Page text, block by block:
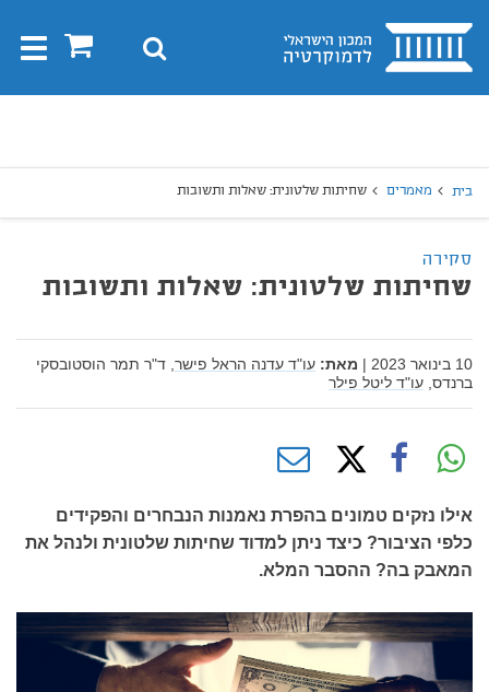
בית 0 חיפוש
בית מאמרים שחיתות שלטונית: שאלות ותשובות
סקירה
שחיתות שלטונית: שאלות ותשובות
10 בינואר 2023 | מאת: עו"ד עדנה הראל פישר, ד"ר תמר הוסטובסקי
ברנדס, עו"ד ליטל פילר
אילו נזקים טמונים בהפרת נאמנות הנבחרים והפקידים
כלפי הציבור? כיצד ניתן למדוד שחיתות שלטונית ולנהל את
המאבק בה? ההסבר המלא.